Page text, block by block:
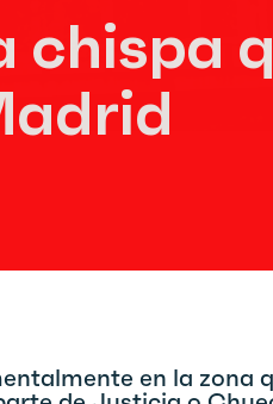
chispa
en la zona